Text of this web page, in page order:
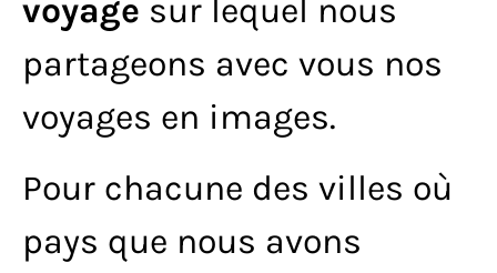
voyage sur lequel nous
partageons avec vous nos
voyages en images.
Pour chacune des villes où
pays que nous avons